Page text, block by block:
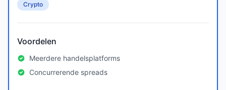
Crypto
Voordelen
Meerdere handelsplatforms
Concurrerende spreads